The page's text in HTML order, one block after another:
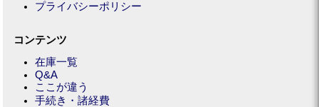
プライバシーポリシー
コンテンツ
在庫一覧
Q&A
ここが違う
手続き・諸経費